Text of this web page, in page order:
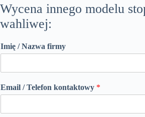
Wycena innego modelu
wahliwej:
Imię / Nazwa firmy
Email / Telefon kontaktowy *